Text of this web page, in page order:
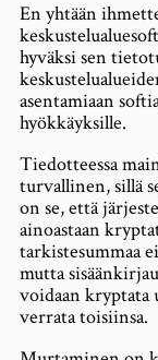
En yhtään
hyväksi sen
asentamiaan
hyökkäyksille.
Tiedotteessa
turvallinen, sillä
on se, että
ainoastaan
tarkistesummaa
mutta
voidaan kryptata
verrata toisiinsa.